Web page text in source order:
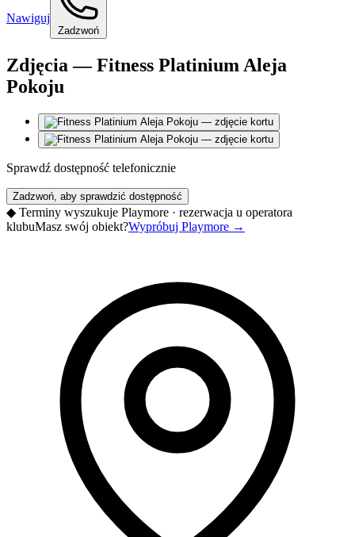
Nawiguj
Zadzwoń
Zdjęcia — Fitness Platinium Aleja
Pokoju
Sprawdź dostępność telefonicznie
Zadzwoń, aby sprawdzić dostępność
◆ Terminy wyszukuje Playmore · rezerwacja u operatora
klubuMasz swój obiekt?Wypróbuj Playmore →